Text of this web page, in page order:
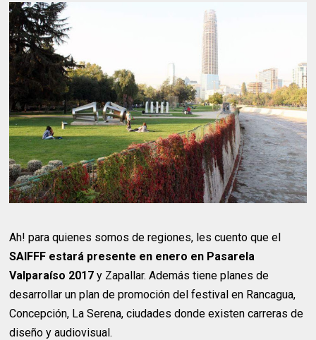
Ah! para quienes somos de regiones, les cuento que el
SAIFFF estará presente en enero en Pasarela
Valparaíso 2017 y Zapallar. Además tiene planes de
desarrollar un plan de promoción del festival en Rancagua,
Concepción, La Serena, ciudades donde existen carreras de
diseño y audiovisual.